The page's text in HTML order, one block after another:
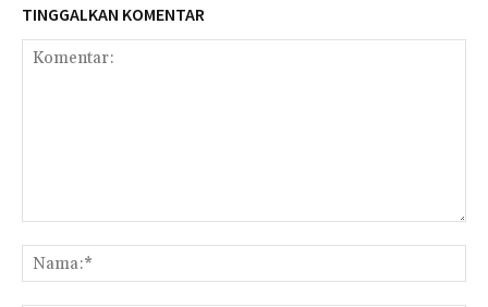
TINGGALKAN KOMENTAR